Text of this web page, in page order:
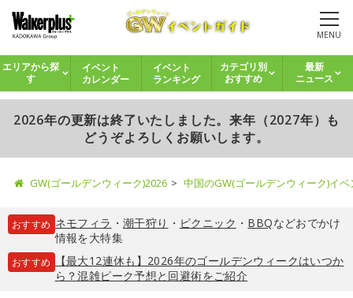
MENU
エリアから探
す
イベント
カレンダー
イベント
ランキング
カテゴリ別
おすすめ
最新
ニュース
2026年の更新は終了いたしました。来年（2027年）も
どうぞよろしくお願いします。
GW(ゴールデンウィーク)2026 中国のGW(ゴールデンウィーク)イ
おすすめ ネモフィラ ・ 潮干狩り ・ ピクニック ・ BBQなどおでかけ
情報を大特集
おすすめ
【最大12連休も】2026年のゴールデンウィークはいつか
ら？混雑ピーク予想と回避術をご紹介